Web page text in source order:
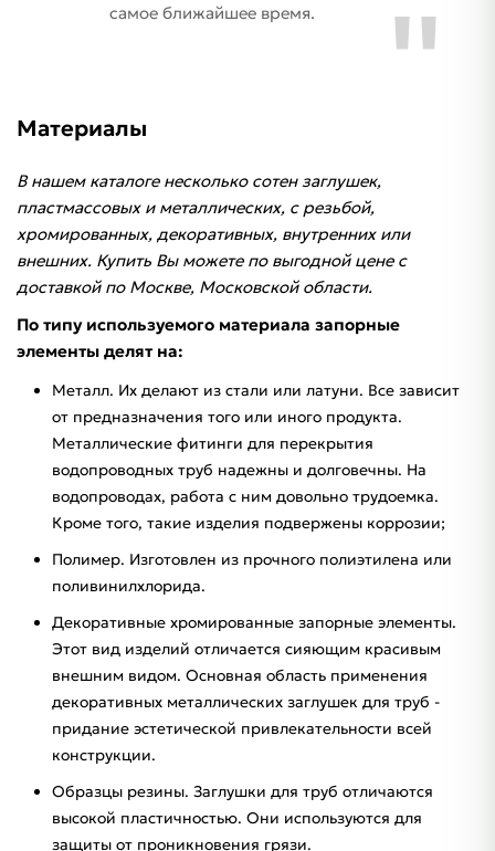
самое ближайшее время.
Материалы
В нашем каталоге несколько сотен заглушек,
пластмассовых и металлических, с резьбой,
хромированных, декоративных, внутренних или
внешних. Купить Вы можете по выгодной цене с
доставкой по Москве, Московской области.
По типу используемого материала запорные
элементы делят на:
Металл. Их делают из стали или латуни. Все зависит
от предназначения того или иного продукта.
Металлические фитинги для перекрытия
водопроводных труб надежны и долговечны. На
водопроводах, работа с ним довольно трудоемка.
Кроме того, такие изделия подвержены коррозии;
Полимер. Изготовлен из прочного полиэтилена или
поливинилхлорида.
Декоративные хромированные запорные элементы.
Этот вид изделий отличается сияющим красивым
внешним видом. Основная область применения
декоративных металлических заглушек для труб -
придание эстетической привлекательности всей
конструкции.
Образцы резины. Заглушки для труб отличаются
высокой пластичностью. Они используются для
защиты от проникновения грязи.